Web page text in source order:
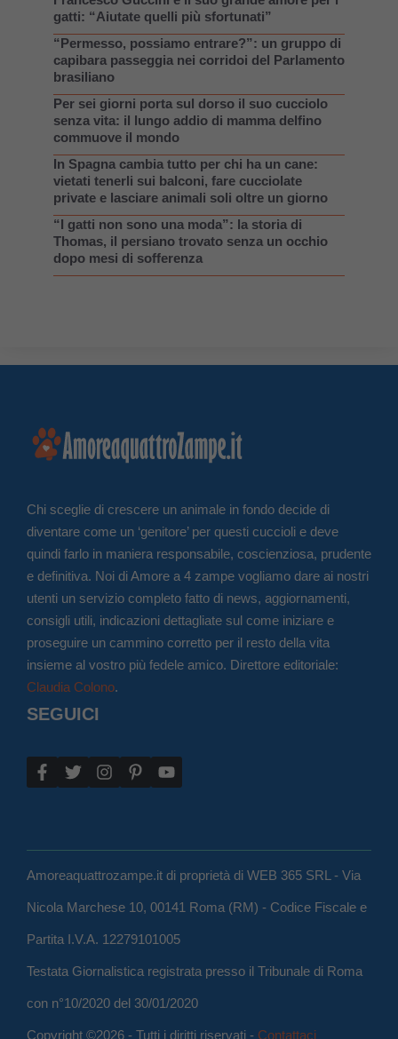
gatti: “Aiutate quelli più sfortunati”
“Permesso, possiamo entrare?”: un gruppo di
capibara passeggia nei corridoi del Parlamento
brasiliano
Per sei giorni porta sul dorso il suo cucciolo
senza vita: il lungo addio di mamma delfino
commuove il mondo
In Spagna cambia tutto per chi ha un cane:
vietati tenerli sui balconi, fare cucciolate
private e lasciare animali soli oltre un giorno
“I gatti non sono una moda”: la storia di
Thomas, il persiano trovato senza un occhio
dopo mesi di sofferenza
Chi sceglie di crescere un animale in fondo decide di
diventare come un ‘genitore’ per questi cuccioli e deve
quindi farlo in maniera responsabile, coscienziosa, prudente
e definitiva. Noi di Amore a 4 zampe vogliamo dare ai nostri
utenti un servizio completo fatto di news, aggiornamenti,
consigli utili, indicazioni dettagliate sul come iniziare e
proseguire un cammino corretto per il resto della vita
insieme al vostro più fedele amico. Direttore editoriale:
Claudia Colono.
SEGUICI
Amoreaquattrozampe.it di proprietà di WEB 365 SRL - Via
Nicola Marchese 10, 00141 Roma (RM) - Codice Fiscale e
Partita I.V.A. 12279101005
Testata Giornalistica registrata presso il Tribunale di Roma
con n°10/2020 del 30/01/2020
Copyright ©2026 - Tutti i diritti riservati - Contattaci